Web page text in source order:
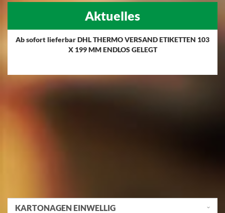
Aktuelles
Ab sofort lieferbar DHL THERMO VERSAND ETIKETTEN 103
X 199 MM ENDLOS GELEGT
KARTONAGEN EINWELLIG